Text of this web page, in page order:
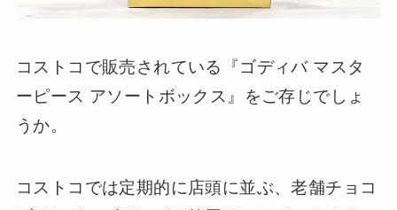
コストコで販売されている『ゴディバ マスタ
ーピース アソートボックス』をご存じでしょ
うか。
コストコでは定期的に店頭に並ぶ、老舗チョコ